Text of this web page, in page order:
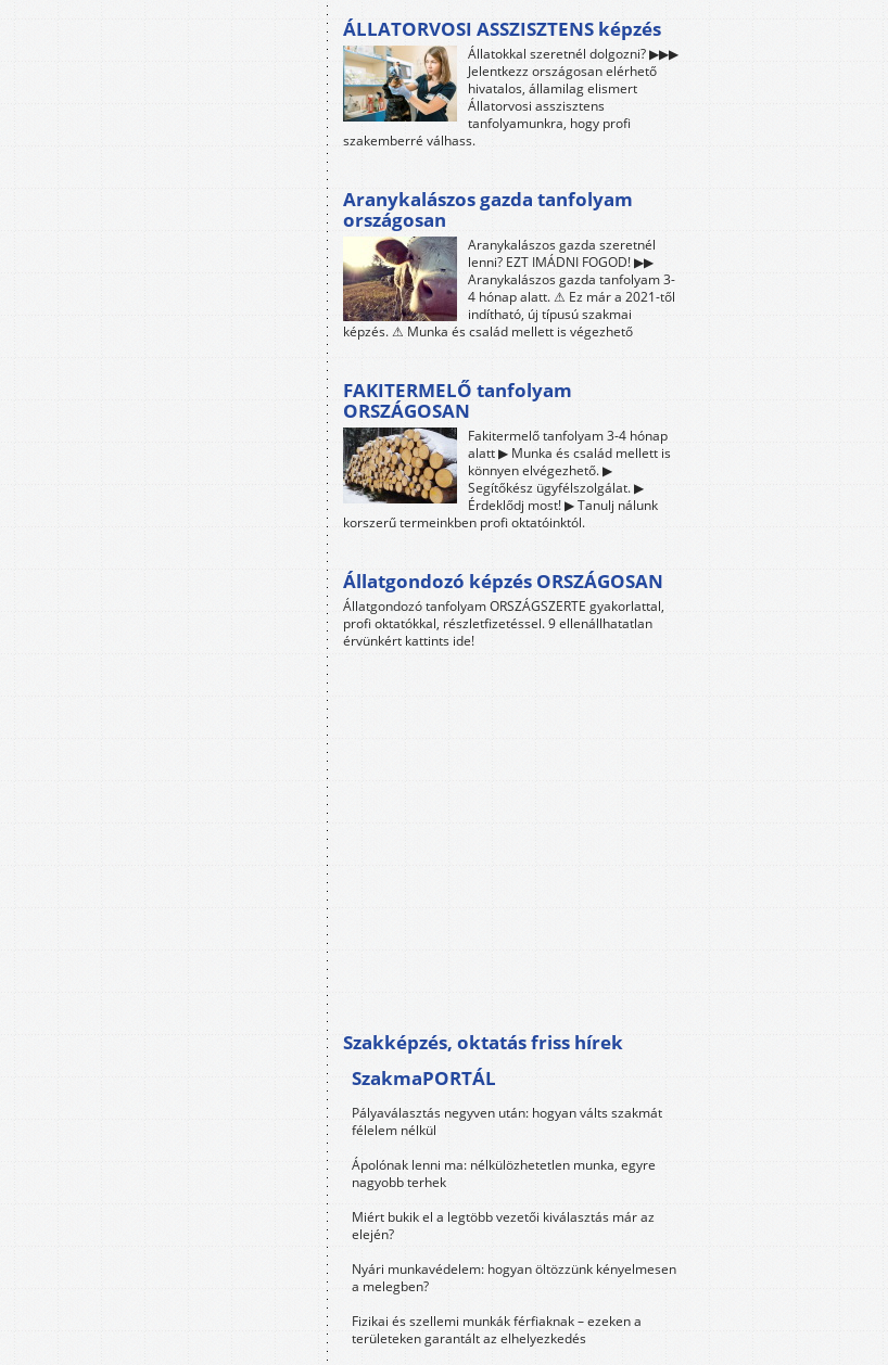
ÁLLATORVOSI ASSZISZTENS képzés
Állatokkal szeretnél dolgozni? ▶▶▶
Jelentkezz országosan elérhető
hivatalos, államilag elismert
Állatorvosi asszisztens
tanfolyamunkra, hogy profi
szakemberré válhass.
Aranykalászos gazda tanfolyam
országosan
Aranykalászos gazda szeretnél
lenni? EZT IMÁDNI FOGOD! ▶▶
Aranykalászos gazda tanfolyam 3-
4 hónap alatt. ⚠ Ez már a 2021-től
indítható, új típusú szakmai
képzés. ⚠ Munka és család mellett is végezhető
FAKITERMELŐ tanfolyam
ORSZÁGOSAN
Fakitermelő tanfolyam 3-4 hónap
alatt ▶ Munka és család mellett is
könnyen elvégezhető. ▶
Segítőkész ügyfélszolgálat. ▶
Érdeklődj most! ▶ Tanulj nálunk
korszerű termeinkben profi oktatóinktól.
Állatgondozó képzés ORSZÁGOSAN
Állatgondozó tanfolyam ORSZÁGSZERTE gyakorlattal,
profi oktatókkal, részletfizetéssel. 9 ellenállhatatlan
érvünkért kattints ide!
Szakképzés, oktatás friss hírek
SzakmaPORTÁL
Pályaválasztás negyven után: hogyan válts szakmát
félelem nélkül
Ápolónak lenni ma: nélkülözhetetlen munka, egyre
nagyobb terhek
Miért bukik el a legtöbb vezetői kiválasztás már az
elején?
Nyári munkavédelem: hogyan öltözzünk kényelmesen
a melegben?
Fizikai és szellemi munkák férfiaknak – ezeken a
területeken garantált az elhelyezkedés